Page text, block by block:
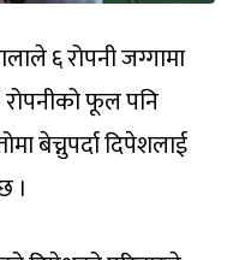
६ रोपनी जग्गामा
फूल पनि
बेच्नुपर्दा दिपेशलाई
।